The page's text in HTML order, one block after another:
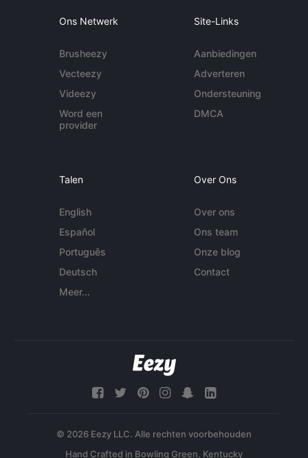
Ons Netwerk
Brusheezy
Vecteezy
Videezy
Word een
provider
Site-Links
Aanbiedingen
Adverteren
Ondersteuning
DMCA
Talen
English
Español
Português
Deutsch
Meer...
Over Ons
Over ons
Ons team
Onze blog
Contact
© 2026 Eezy LLC. Alle rechten voorbehouden